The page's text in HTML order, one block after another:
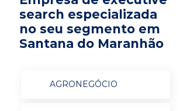
search especializada
no seu segmento em
Santana do Maranhão
AGRONEGÓCIO